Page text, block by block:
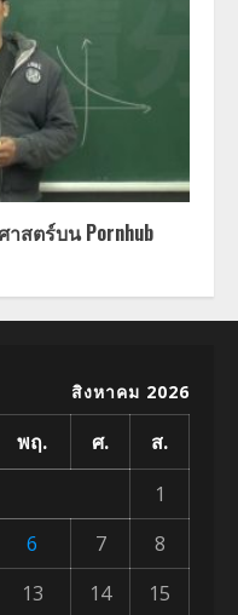
สตร์บน Pornhub
สิงหาคม 2026
พฤ. ศ.
ส.
1
6 7
8
13 14 15